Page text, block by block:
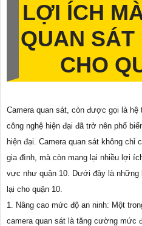
LỢI ÍCH
QUAN
CHO
Camera quan sát, còn được gọi là
công nghệ hiện đại đã trở nên phổ
hiện đại. Camera quan sát không
gia đình, mà còn mang lại nhiều lợi
vực như quận 10. Dưới đây là những
lại cho quận 10.
1. Nâng cao mức độ an ninh: Một
camera quan sát là tăng cường mức